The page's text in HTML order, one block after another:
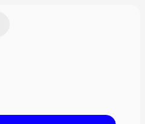
immagine